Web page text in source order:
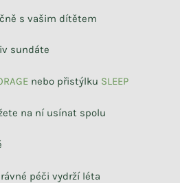
s vašim dítětem
sundáte
E nebo přistýlku SLEEP
na ní usínat spolu
péči vydrží léta